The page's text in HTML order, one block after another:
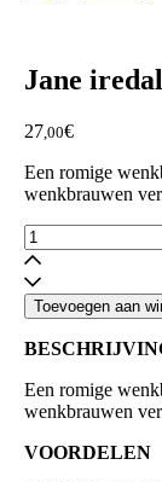
Jane
27,00€
Een romige
wenkbrauwen
Pure
Brow
Gel
-
Auburn
aantal
Toevoegen aan
Een romige
wenkbrauwen
VOORDELEN